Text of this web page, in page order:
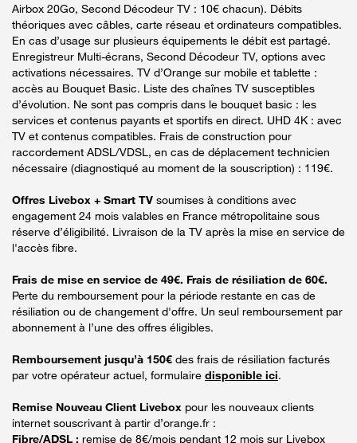
Airbox 20Go, Second Décodeur TV : 10€ chacun). Débits
théoriques avec câbles, carte réseau et ordinateurs compatibles.
En cas d’usage sur plusieurs équipements le débit est partagé.
Enregistreur Multi-écrans, Second Décodeur TV, options avec
activations nécessaires. TV d’Orange sur mobile et tablette :
accès au Bouquet Basic. Liste des chaînes TV susceptibles
d’évolution. Ne sont pas compris dans le bouquet basic : les
services et contenus payants et sportifs en direct. UHD 4K : avec
TV et contenus compatibles. Frais de construction pour
raccordement ADSL/VDSL, en cas de déplacement technicien
nécessaire (diagnostiqué au moment de la souscription) : 119€.
Offres Livebox + Smart TV soumises à conditions avec
engagement 24 mois valables en France métropolitaine sous
réserve d’éligibilité. Livraison de la TV après la mise en service de
l'accès fibre.
Frais de mise en service de 49€. Frais de résiliation de 60€.
Perte du remboursement pour la période restante en cas de
résiliation ou de changement d'offre. Un seul remboursement par
abonnement à l’une des offres éligibles.
Remboursement jusqu’à 150€ des frais de résiliation facturés
par votre opérateur actuel, formulaire disponible ici.
Remise Nouveau Client Livebox pour les nouveaux clients
internet souscrivant à partir d’orange.fr :
Fibre/ADSL : remise de 8€/mois pendant 12 mois sur Livebox